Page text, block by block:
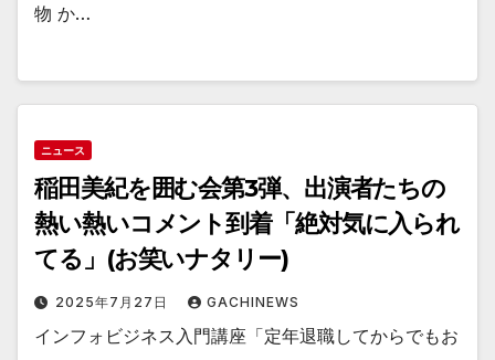
物 か…
ニュース
稲田美紀を囲む会第3弾、出演者たちの
熱い熱いコメント到着「絶対気に入られ
てる」(お笑いナタリー)
2025年7月27日 GACHINEWS
インフォビジネス入門講座「定年退職してからでもお